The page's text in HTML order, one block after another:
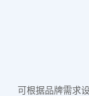
可根据品牌需求